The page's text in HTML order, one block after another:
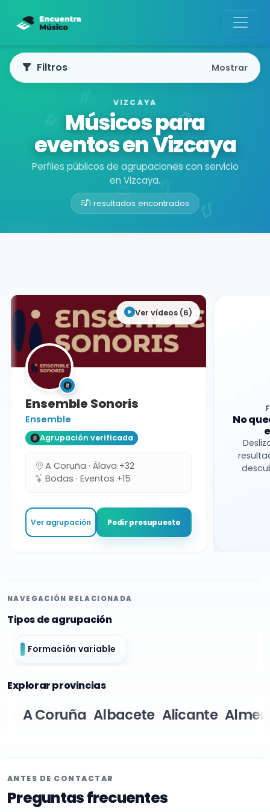
VIZCAYA
Músicos para
eventos en Vizcaya
Perfiles públicos de agrupaciones con servicio
en Vizcaya.
1 resultados encontrados
Buscador de músicos
Filtros Mostrar
Ver vídeos (6)
Ensemble Sonoris
Ensemble
Agrupación verificada
A Coruña · Álava +32
Bodas · Eventos +15
Ver agrupación Pedir presupuesto
No
NAVEGACIÓN RELACIONADA
Tipos de agrupación
Formación variable
Explorar provincias
A Coruña Albacete Alicante
ANTES DE CONTACTAR
Preguntas frecuentes